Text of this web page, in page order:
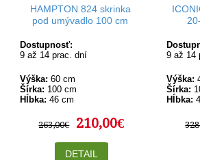
HAMPTON 824 skrinka
pod umývadlo 100 cm
Dostupnosť:
9 až 14 prac. dní
Výška: 60 cm
Šírka: 100 cm
Hĺbka: 46 cm
263,00€ 210,00€
DETAIL
9 až 14
Výška:
Šírka:
Hĺbka: